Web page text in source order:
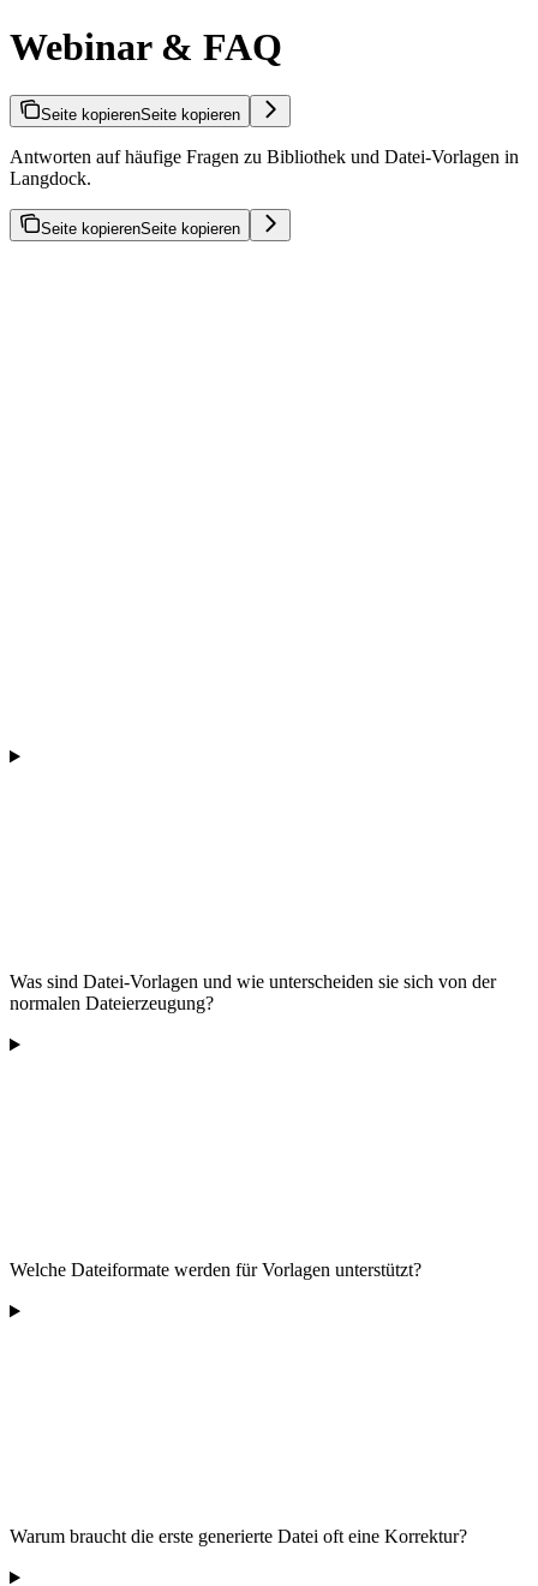
Webinar & FAQ
Seite kopierenSeite kopieren
Antworten auf häufige Fragen zu Bibliothek und Datei-Vorlagen in
Langdock.
Seite kopierenSeite kopieren
Was sind Datei-Vorlagen und wie unterscheiden sie sich von der
normalen Dateierzeugung?
Welche Dateiformate werden für Vorlagen unterstützt?
Warum braucht die erste generierte Datei oft eine Korrektur?